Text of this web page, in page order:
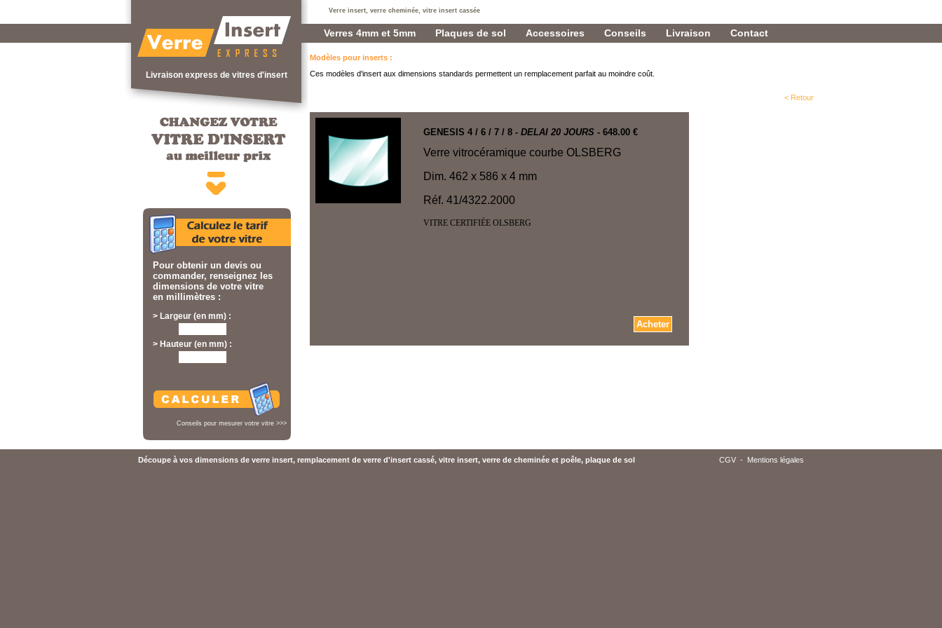
Livraison express de vitres d'insert
Pour obtenir un devis ou
commander, renseignez les
dimensions de votre vitre
en millimètres :
> Largeur (en mm) :
> Hauteur (en mm) :
Conseils pour mesurer votre vitre >>>
Verre insert, verre cheminée, vitre insert cassée
Verres 4mm et 5mm Plaques de sol Accessoires Conseils Livraison Contact
Modèles pour inserts :
Ces modèles d'insert aux dimensions standards permettent un remplacement parfait au moindre coût.
< Retour
GENESIS 4 / 6 / 7 / 8 - DELAI 20 JOURS - 648.00 €
Verre vitrocéramique courbe OLSBERG
Dim. 462 x 586 x 4 mm
Réf. 41/4322.2000
VITRE CERTIFIÉE OLSBERG
CGV - Mentions légales
Découpe à vos dimensions de verre insert, remplacement de verre d'insert cassé, vitre insert, verre de cheminée et poêle, plaque de sol